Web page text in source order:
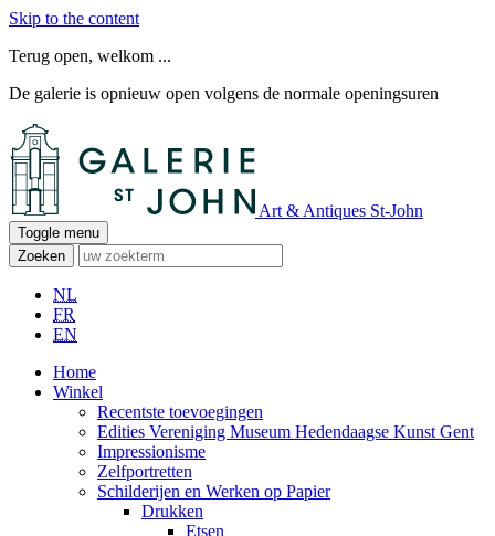
Skip to the content
Terug open, welkom ...
De galerie is opnieuw open volgens de normale openingsuren
Art & Antiques St-John
Toggle menu
Zoeken
NL
FR
EN
Home
Winkel
Recentste toevoegingen
Edities Vereniging Museum Hedendaagse Kunst Gent
Impressionisme
Zelfportretten
Schilderijen en Werken op Papier
Drukken
Etsen